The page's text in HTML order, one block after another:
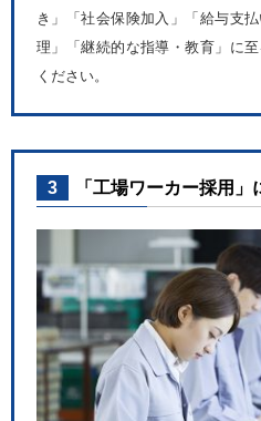
き」「社会保険加入」「給与支
理」「継続的な指導・教育」に
ください。
3 「工場ワーカー採用